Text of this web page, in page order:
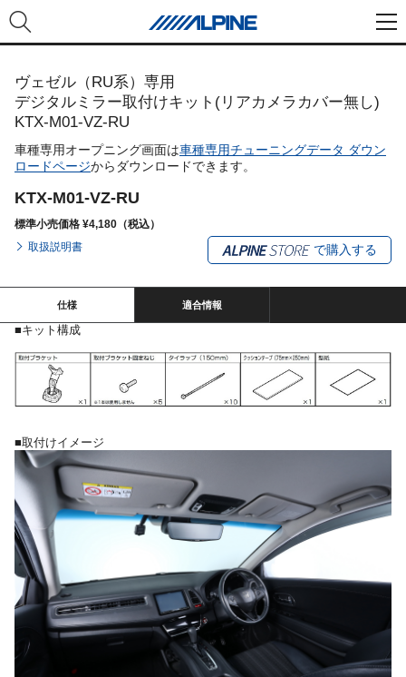
ヴェゼル（RU系）専用
デジタルミラー取付けキット(リアカメラカバー無し)
KTX-M01-VZ-RU
車種専用オープニング画面は車種専用チューニングデータ ダウン
ロードページからダウンロードできます。
KTX-M01-VZ-RU
標準小売価格 ¥4,180（税込）
取扱説明書
で購入する
仕様 適合情報
■キット構成
■取付けイメージ